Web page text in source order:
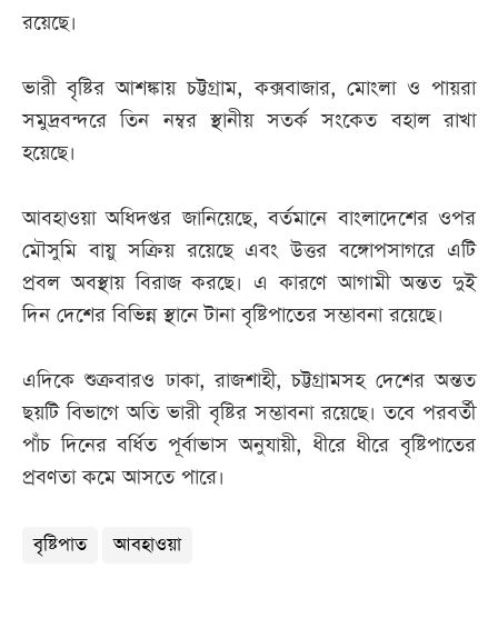
রয়েছে।
ভারী বৃষ্টির আশঙ্কায় চট্টগ্রাম, কক্সবাজার, মোংলা ও পায়রা
সমুদ্রবন্দরে তিন নম্বর স্থানীয় সতর্ক সংকেত বহাল রাখা
হয়েছে।
আবহাওয়া অধিদপ্তর জানিয়েছে, বর্তমানে বাংলাদেশের ওপর
মৌসুমি বায়ু সক্রিয় রয়েছে এবং উত্তর বঙ্গোপসাগরে এটি
প্রবল অবস্থায় বিরাজ করছে। এ কারণে আগামী অন্তত দুই
দিন দেশের বিভিন্ন স্থানে টানা বৃষ্টিপাতের সম্ভাবনা রয়েছে।
এদিকে শুক্রবারও ঢাকা, রাজশাহী, চট্টগ্রামসহ দেশের অন্তত
ছয়টি বিভাগে অতি ভারী বৃষ্টির সম্ভাবনা রয়েছে। তবে পরবর্তী
পাঁচ দিনের বর্ধিত পূর্বাভাস অনুযায়ী, ধীরে ধীরে বৃষ্টিপাতের
প্রবণতা কমে আসতে পারে।
বৃষ্টিপাত আবহাওয়া